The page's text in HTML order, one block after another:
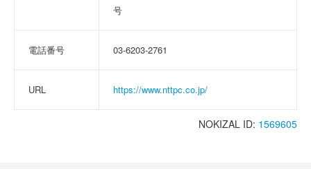
号
電話番号 03-6203-2761
URL https://www.nttpc.co.jp/
NOKIZAL ID: 1569605